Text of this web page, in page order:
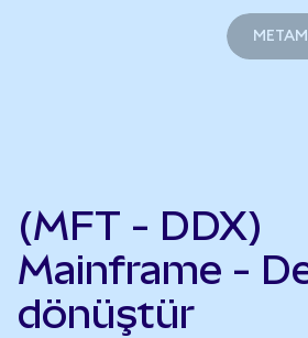
(MFT - DDX)
Mainframe -
dönüştür